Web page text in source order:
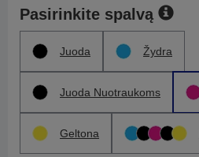
Pasirinkite spalvą
Juoda Žydra
Juoda Nuotraukoms
Geltona